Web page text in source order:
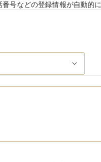
号などの登録情報が自動的